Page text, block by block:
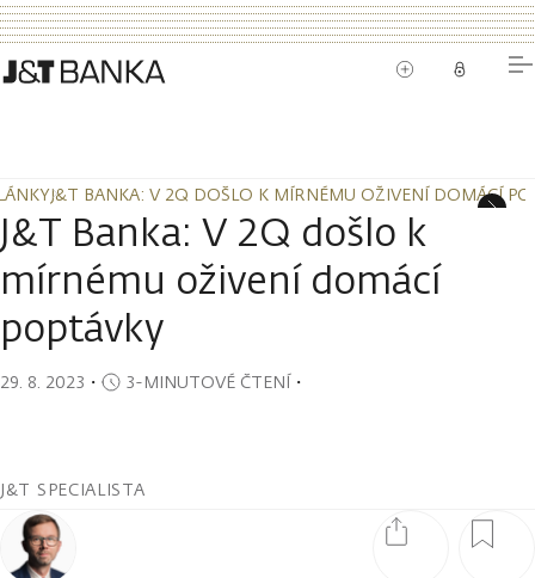
J&T BANKA: V 2Q DOŠLO K MÍRNÉMU OŽIVENÍ DOMÁCÍ
J&T Banka: V 2Q došlo k
mírnému oživení domácí
poptávky
29. 8. 2023 ・ 3-MINUTOVÉ ČTENÍ・
J&T SPECIALISTA